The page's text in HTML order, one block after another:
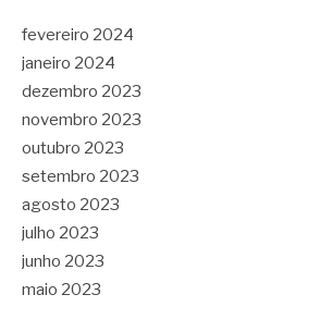
fevereiro 2024
janeiro 2024
dezembro 2023
novembro 2023
outubro 2023
setembro 2023
agosto 2023
julho 2023
junho 2023
maio 2023